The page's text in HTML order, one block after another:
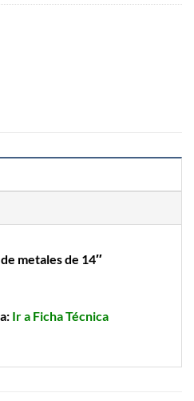
metales de 14″
Ir a Ficha Técnica